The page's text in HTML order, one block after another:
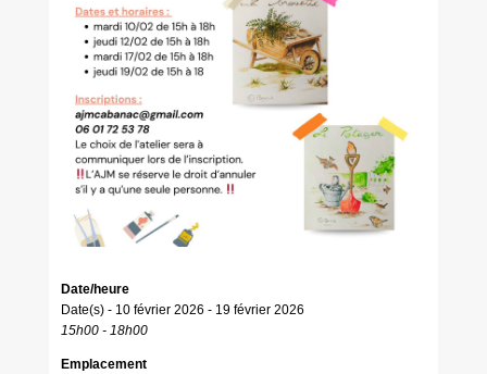
Date/heure
Date(s) - 10 février 2026 - 19 février 2026
15h00 - 18h00
Emplacement